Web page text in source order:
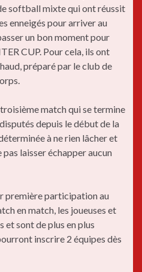
softball mixte qui ont réussit
enneigés pour arriver au
un bon moment pour
CUP. Pour cela, ils ont
préparé par le club de
match qui se termine
depuis le début de la
à ne rien lâcher et
pas laisser échapper aucun
première participation au
en match, les joueuses et
et sont de plus en plus
inscrire 2 équipes dès